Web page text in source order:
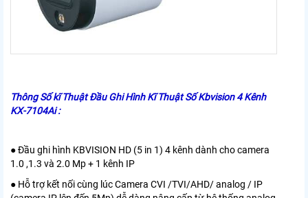
Thông Số kĩ Thuật Đầu Ghi Hình Kĩ Thuật Số Kbvision 4 Kênh
KX-7104Ai :
● Đầu ghi hình KBVISION HD (5 in 1) 4 kênh dành cho camera
1.0 ,1.3 và 2.0 Mp + 1 kênh IP
● Hỗ trợ kết nối cùng lúc Camera CVI /TVI/AHD/ analog / IP